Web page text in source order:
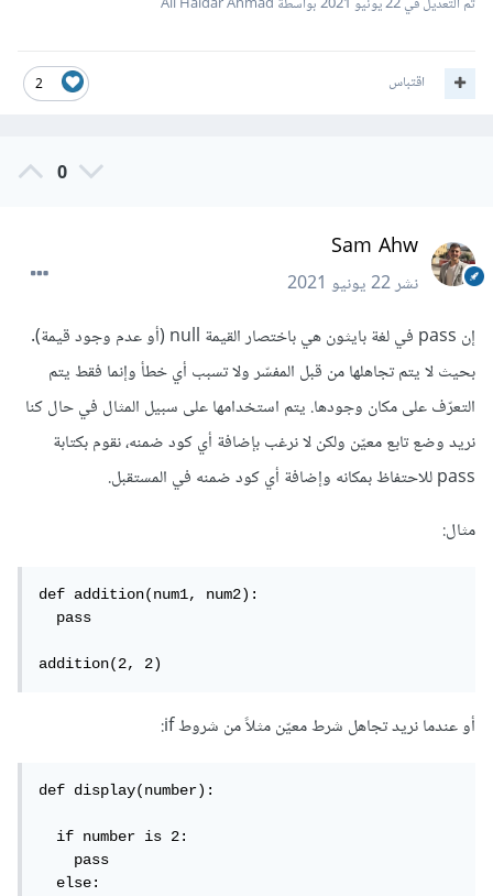
2 اقتباس
0
Sam Ahw
نشر22 يونيو 2021
إن pass في لغة بايثون هي باختصار القيمة null (أو عدم وجود قيمة).
بحيث لا يتم تجاهلها من قبل المفسّر ولا تسبب أي خطأ وإنما فقط يتم
التعرّف على مكان وجودها. يتم استخدامها على سبيل المثال في حال كنا
نريد وضع تابع معيّن ولكن لا نرغب بإضافة أي كود ضمنه، نقوم بكتابة
pass للاحتفاظ بمكانه وإضافة أي كود ضمنه في المستقبل.
مثال:
def addition(num1, num2):
  pass
addition(2, 2)
أو عندما نريد تجاهل شرط معيّن مثلاً من شروط if:
def display(number):
  if number is 2:
    pass
  else: